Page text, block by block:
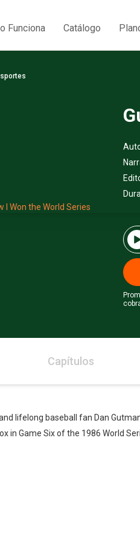
Funciona Catálogo
Capítulos
lifelong baseball fan Dan
in Game Six of the 1986 World